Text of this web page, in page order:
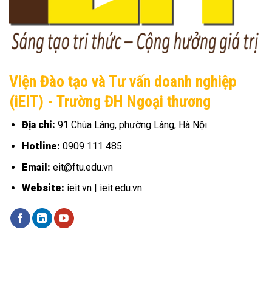
Viện Đào tạo và Tư vấn doanh nghiệp
(iEIT) - Trường ĐH Ngoại thương
Địa chỉ: 91 Chùa Láng, phường Láng, Hà Nội
Hotline: 0909 111 485
Email: eit@ftu.edu.vn
Website: ieit.vn | ieit.edu.vn